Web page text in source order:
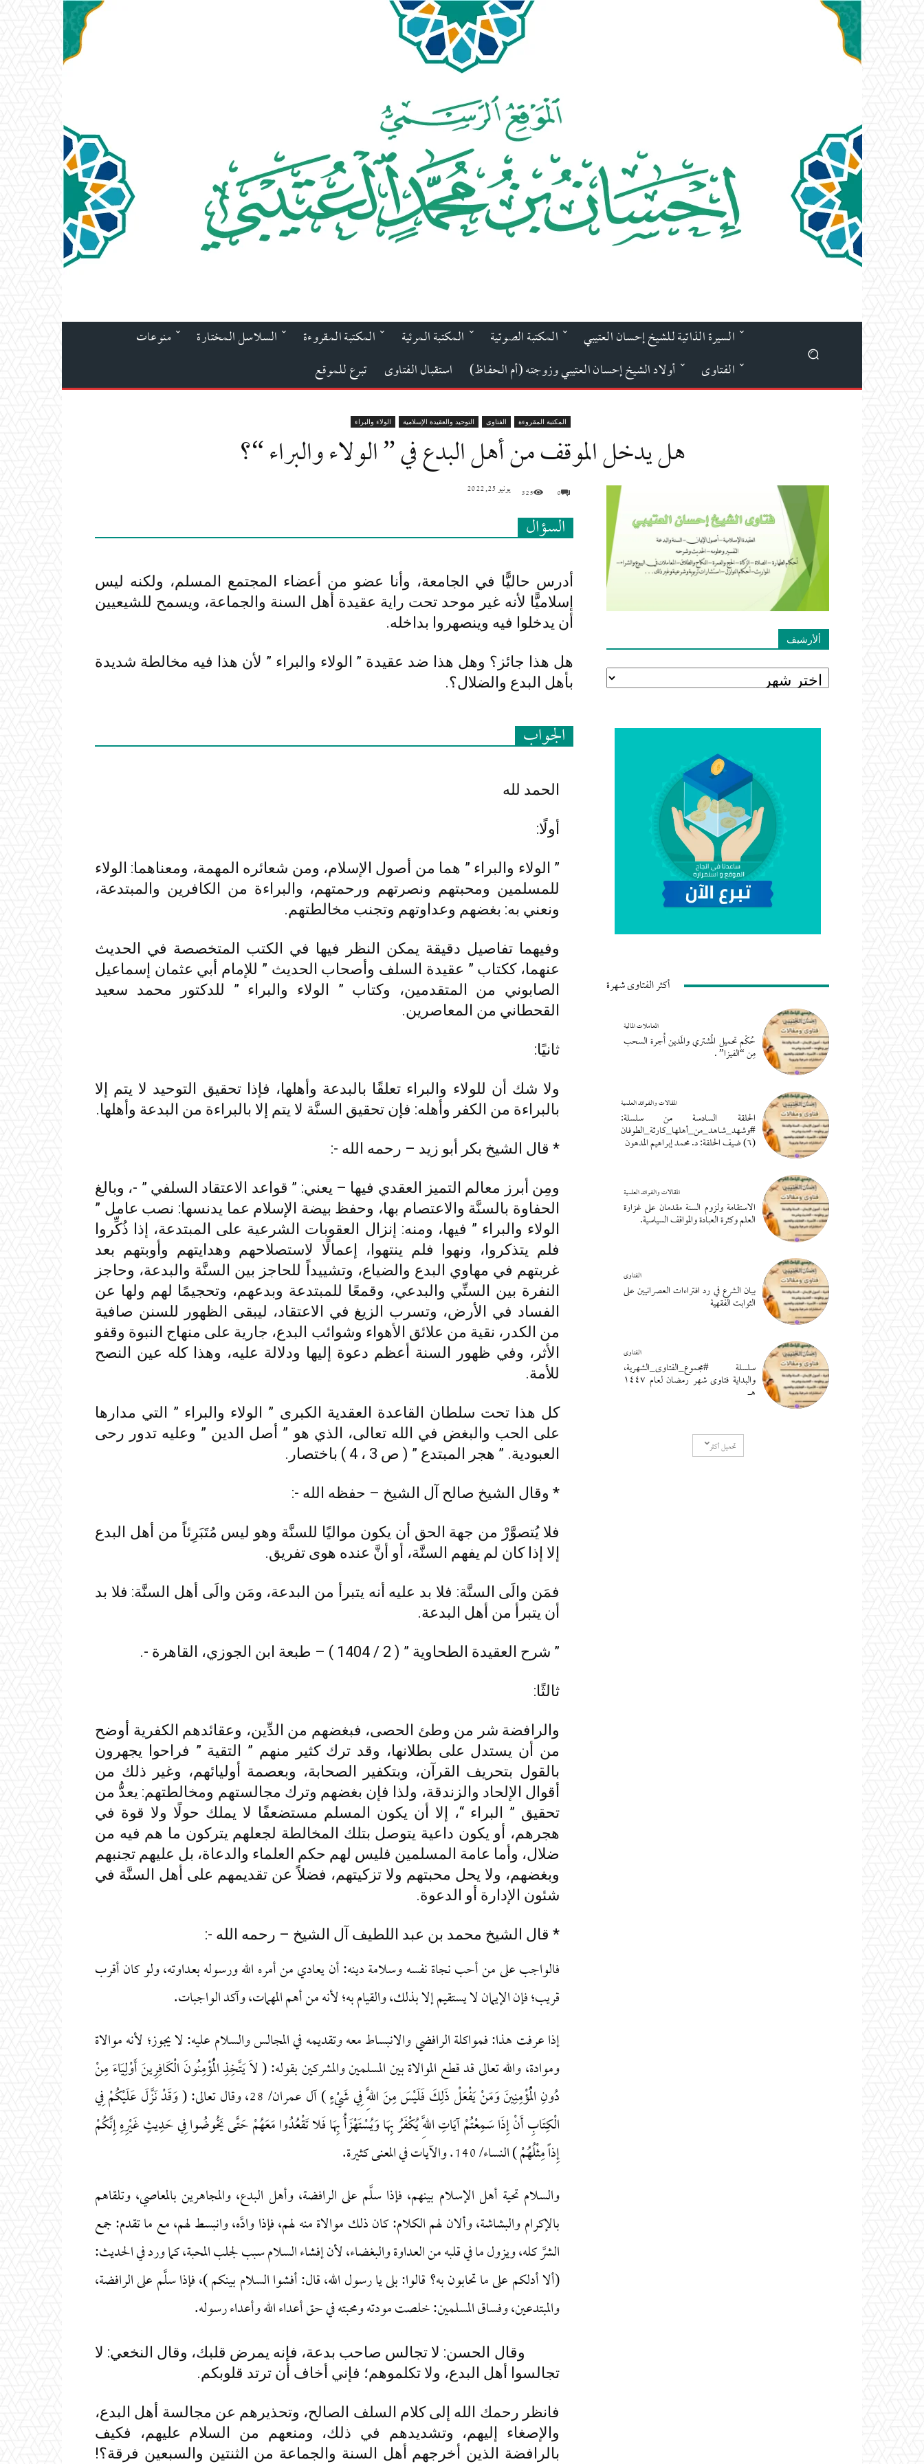
السيرة الذاتية للشيخ إحسان العتيبي المكتبة الصوتية المكتبة المرئية المكتبة المقروءة السلاسل المختارة
منوعات
الفتاوى
أولاد الشيخ إحسان العتيبي وزوجته (أم الحفاظ) استقبال الفتاوى تبرع للموقع
المكتبة المقروءة الفتاوى التوحيد والعقيدة الإسلامية الولاء والبراء
هل يدخل الموقف من أهل البدع في ” الولاء والبراء “؟
0
325 يونيو 25, 2022
السؤال
أدرس حاليًّا في الجامعة، وأنا عضو من أعضاء المجتمع المسلم، ولكنه ليس
إسلاميًّا لأنه غير موحد تحت راية عقيدة أهل السنة والجماعة، ويسمح للشيعيين
أن يدخلوا فيه وينصهروا بداخله.
هل هذا جائز؟ وهل هذا ضد عقيدة ” الولاء والبراء ” لأن هذا فيه مخالطة شديدة
بأهل البدع والضلال؟.
الجواب
الحمد لله
أولًا:
” الولاء والبراء ” هما من أصول الإسلام، ومن شعائره المهمة، ومعناهما: الولاء
للمسلمين ومحبتهم ونصرتهم ورحمتهم، والبراءة من الكافرين والمبتدعة،
ونعني به: بغضهم وعداوتهم وتجنب مخالطتهم.
وفيهما تفاصيل دقيقة يمكن النظر فيها في الكتب المتخصصة في الحديث
عنهما، ككتاب ” عقيدة السلف وأصحاب الحديث ” للإمام أبي عثمان إسماعيل
الصابوني من المتقدمين، وكتاب ” الولاء والبراء ” للدكتور محمد سعيد
القحطاني من المعاصرين.
ثانيًا:
ولا شك أن للولاء والبراء تعلقًا بالبدعة وأهلها، فإذا تحقيق التوحيد لا يتم إلا
بالبراءة من الكفر وأهله: فإن تحقيق السنَّة لا يتم إلا بالبراءة من البدعة وأهلها.
* قال الشيخ بكر أبو زيد – رحمه الله -:
ومِن أبرز معالم التميز العقدي فيها – يعني: ” قواعد الاعتقاد السلفي ” -، وبالغ
الحفاوة بالسنَّة والاعتصام بها، وحفظ بيضة الإسلام عما يدنسها: نصب عامل ”
الولاء والبراء ” فيها، ومنه: إنزال العقوبات الشرعية على المبتدعة، إذا ذُكِّروا
فلم يتذكروا، ونهوا فلم ينتهوا، إعمالًا لاستصلاحهم وهدايتهم وأوبتهم بعد
غربتهم في مهاوي البدع والضياع، وتشييداً للحاجز بين السنَّة والبدعة، وحاجز
النفرة بين السنِّي والبدعي، وقمعًا للمبتدعة وبدعهم، وتحجيمًا لهم ولها عن
الفساد في الأرض، وتسرب الزيغ في الاعتقاد، ليبقى الظهور للسنن صافية
من الكدر، نقية من علائق الأهواء وشوائب البدع، جارية على منهاج النبوة وقفو
الأثر، وفي ظهور السنة أعظم دعوة إليها ودلالة عليه، وهذا كله عين النصح
للأمة.
كل هذا تحت سلطان القاعدة العقدية الكبرى ” الولاء والبراء ” التي مدارها
على الحب والبغض في الله تعالى، الذي هو ” أصل الدين ” وعليه تدور رحى
العبودية. ” هجر المبتدع ” ( ص 3 ، 4 ) باختصار.
* وقال الشيخ صالح آل الشيخ – حفظه الله -:
فلا يُتصوَّرْ من جهة الحق أن يكون مواليًا للسنَّة وهو ليس مُتَبَرِئاً من أهل البدع
إلا إذا كان لم يفهم السنَّة، أو أنَّ عنده هوى تفريق.
فمَن والَى السنَّة: فلا بد عليه أنه يتبرأ من البدعة، ومَن والَى أهل السنَّة: فلا بد
أن يتبرأ من أهل البدعة.
” شرح العقيدة الطحاوية ” ( 2 / 1404 ) – طبعة ابن الجوزي، القاهرة -.
ثالثًا:
والرافضة شر من وطئ الحصى، فبغضهم من الدِّين، وعقائدهم الكفرية أوضح
من أن يستدل على بطلانها، وقد ترك كثير منهم ” التقية ” فراحوا يجهرون
بالقول بتحريف القرآن، وبتكفير الصحابة، وبعصمة أوليائهم، وغير ذلك من
أقوال الإلحاد والزندقة، ولذا فإن بغضهم وترك مجالستهم ومخالطتهم: يعدُّ من
تحقيق ” البراء “، إلا أن يكون المسلم مستضعفًا لا يملك حولًا ولا قوة في
هجرهم، أو يكون داعية يتوصل بتلك المخالطة لجعلهم يتركون ما هم فيه من
ضلال، وأما عامة المسلمين فليس لهم حكم العلماء والدعاة، بل عليهم تجنبهم
وبغضهم، ولا يحل محبتهم ولا تزكيتهم، فضلاً عن تقديمهم على أهل السنَّة في
شئون الإدارة أو الدعوة.
* قال الشيخ محمد بن عبد اللطيف آل الشيخ – رحمه الله -:
فالواجب على من أحب نجاة نفسه وسلامة دينه: أن يعادي من أمره الله ورسوله بعداوته، ولو كان أقرب
قريب؛ فإن الإيمان لا يستقيم إلا بذلك، والقيام به؛ لأنه من أهم المهمات، وآكد الواجبات.
إذا عرفت هذا: فمواكلة الرافضي والانبساط معه وتقديمه في المجالس والسلام عليه: لا يجوز؛ لأنه موالاة
وموادة، والله تعالى قد قطع الموالاة بين المسلمين والمشركين بقوله: ( لاَ يَتَّخِذِ الْمُؤْمِنُونَ الْكَافِرِينَ أَوْلِيَاءَ مِنْ
دُونِ الْمُؤْمِنِينَ وَمَنْ يَفْعَلْ ذَلِكَ فَلَيْسَ مِنَ اللَّهِ فِي شَيْءٍ ) آل عمران/ 28، وقال تعالى: ( وَقَدْ نَزَّلَ عَلَيْكُمْ فِي
الْكِتَابِ أَنْ إِذَا سَمِعْتُمْ آيَاتِ اللَّهِ يُكْفَرُ بِهَا وَيُسْتَهْزَأُ بِهَا فَلا تَقْعُدُوا مَعَهُمْ حَتَّى يَخُوضُوا فِي حَدِيثٍ غَيْرِهِ إِنَّكُمْ
إِذاً مِثْلُهُمْ ) النساء/ 140. والآيات في المعنى كثيرة.
والسلام تحية أهل الإسلام بينهم، فإذا سلَّم على الرافضة، وأهل البدع، والمجاهرين بالمعاصي، وتلقاهم
بالإكرام والبشاشة، وألان لهم الكلام: كان ذلك موالاة منه لهم، فإذا وادَّه، وانبسط لهم، مع ما تقدم: جمع
الشرَّ كله، ويزول ما في قلبه من العداوة والبغضاء، لأن إفشاء السلام سبب لجلب المحبة، كما ورد في الحديث:
(ألا أدلكم على ما تحابون به؟ قالوا: بلى يا رسول الله، قال: أفشوا السلام بينكم )، فإذا سلَّم على الرافضة،
والمبتدعين، وفساق المسلمين: خلصت مودته ومحبته في حق أعداء الله وأعداء رسوله.
وقال الحسن: لا تجالس صاحب بدعة، فإنه يمرض قلبك، وقال النخعي: لا
تجالسوا أهل البدع، ولا تكلموهم؛ فإني أخاف أن ترتد قلوبكم.
فانظر رحمك الله إلى كلام السلف الصالح، وتحذيرهم عن مجالسة أهل البدع،
والإصغاء إليهم، وتشديدهم في ذلك، ومنعهم من السلام عليهم، فكيف
بالرافضة الذين أخرجهم أهل السنة والجماعة من الثنتين والسبعين فرقة؟!
ألأرشيف
ألأرشيف
أكثر الفتاوى شهرة
المعاملات المالية
حُكْم تحميل المُشتري والمَدين أُجرة السحب
مِن “الفيزا” .
المقالات والفوائد العلمية
الحلقة السادسة من سلسلة:
#وشهد_شاهد_من_أهلها_كارثة_الطوفان
(٦) ضيف الحلقة: د. محمد إبراهيم المدهون
المقالات والفوائد العلمية
الاستقامة ولزوم السنة مقدمان على غزارة
العلم وكثرة العبادة والمواقف السياسية.
الفتاوى
بيان الشرع في رد افتراءات العصرانيين على
الثوابت الفقهية
الفتاوى
سلسلة #مجموع_الفتاوى_الشهرية،
والبداية فتاوى شهر رمضان لعام ١٤٤٧
هـ
تحميل أكثر